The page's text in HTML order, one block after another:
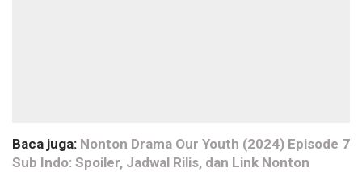
Baca juga: Nonton Drama Our Youth (2024) Episode 7
Sub Indo: Spoiler, Jadwal Rilis, dan Link Nonton